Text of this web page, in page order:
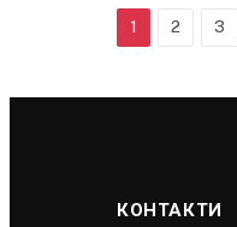
1 2 3
КОНТАКТИ